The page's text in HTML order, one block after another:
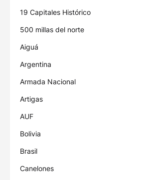
19 Capitales Histórico
500 millas del norte
Aiguá
Argentina
Armada Nacional
Artigas
AUF
Bolivia
Brasil
Canelones